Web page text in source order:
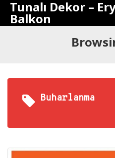
Tunalı Dekor –
Balkon
Buharlanma